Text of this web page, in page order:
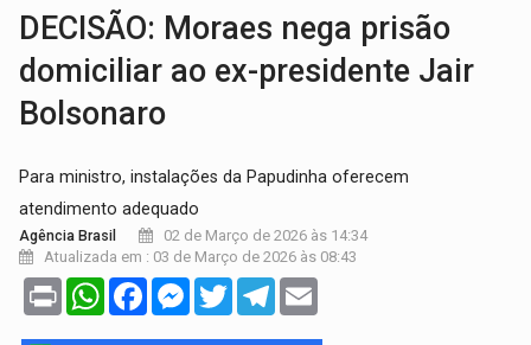
DECISÃO: Moraes nega prisão
domiciliar ao ex-presidente Jair
Bolsonaro
Para ministro, instalações da Papudinha oferecem
atendimento adequado
Agência Brasil
02 de Março de 2026 às 14:34
Atualizada em : 03 de Março de 2026 às 08:43
Print WhatsAppFacebookMessenger
TwitterTelegram